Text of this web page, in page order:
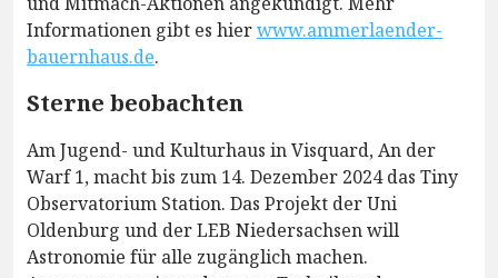
Informationen gibt es hierwww.ammerlaender-
bauernhaus.de.
Sterne beobachten
Am Jugend- und Kulturhaus in Visquard, An der
Warf 1, macht bis zum 14. Dezember 2024 das Tiny
Observatorium Station. Das Projekt der Uni
Oldenburg und der LEB Niedersachsen will
Astronomie für alle zugänglich machen.